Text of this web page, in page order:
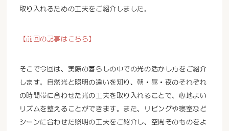
取り入れるための工夫をご紹介しました。
【前回の記事はこちら】
そこで今回は、実際の暮らしの中での光の活かし方をご紹介
します。自然光と照明の違いを知り、朝・昼・夜のそれぞれ
の時間帯に合わせた光の工夫を取り入れることで、心地よい
リズムを整えることができます。また、リビングや寝室など
シーンに合わせた照明の工夫をご紹介し、空間そのものをよ